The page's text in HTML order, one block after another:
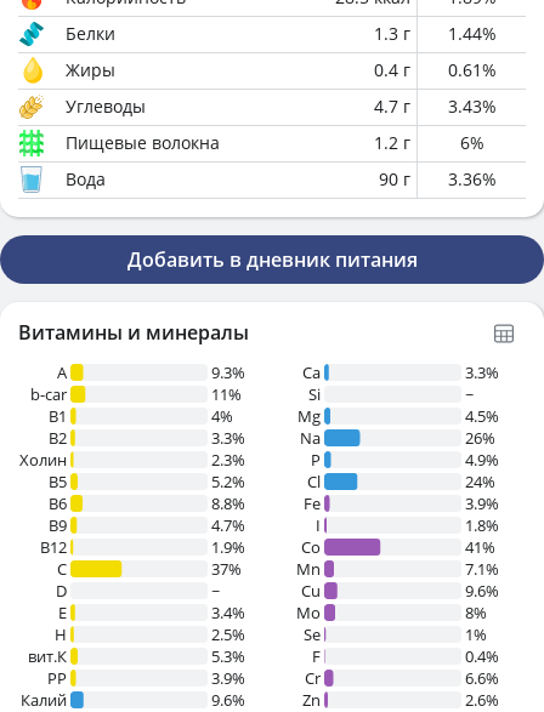
Белки
1.3 г 1.44%
Жиры
0.4 г 0.61%
Углеводы
4.7 г 3.43%
Пищевые волокна
1.2 г 6%
Вода
90 г 3.36%
Добавить в дневник питания
Витамины и минералы
A
9.3%
b-car
11%
В1
4%
B2
3.3%
Холин
2.3%
B5
5.2%
B6
8.8%
B9
4.7%
B12
1.9%
C
37%
D
~
E
3.4%
H
2.5%
вит.К
5.3%
PP
3.9%
Калий
9.6%
Ca
3.3%
Si
~
Mg
4.5%
Na
26%
P
4.9%
Cl
24%
Fe
3.9%
I
1.8%
Co
41%
Mn
7.1%
Cu
9.6%
Mo
8%
Se
1%
F
0.4%
Cr
6.6%
Zn
2.6%